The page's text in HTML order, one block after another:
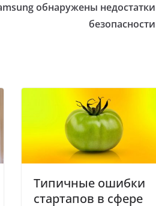
обнаружены недостатки
безопасности
Типичные ошибки
стартапов в сфере